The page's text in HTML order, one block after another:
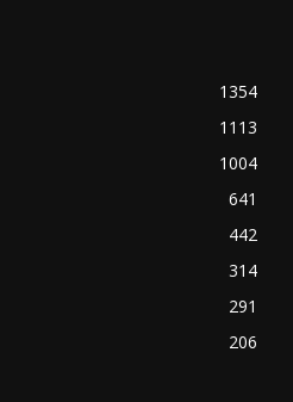
1354
1113
1004
641
442
314
291
206